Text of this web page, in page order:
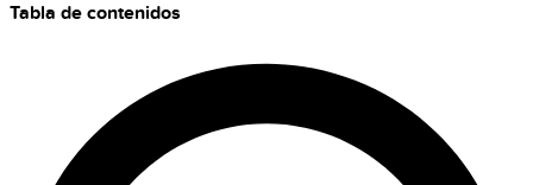
Tabla de contenidos